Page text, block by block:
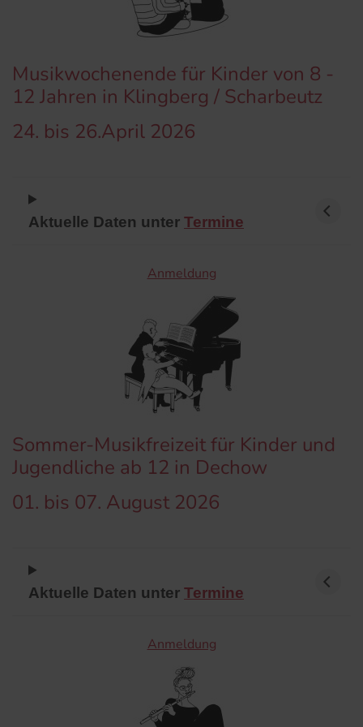
Musikwochenende für Kinder von 8 -
12 Jahren in Klingberg / Scharbeutz
24. bis 26.April 2026
Aktuelle Daten unter Termine
Anmeldung
Sommer-Musikfreizeit für Kinder und
Jugendliche ab 12 in Dechow
01. bis 07. August 2026
Aktuelle Daten unter Termine
Anmeldung